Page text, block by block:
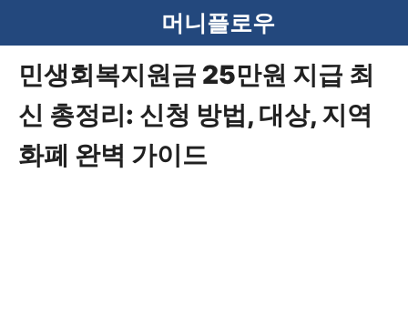
텐
머니플로우
민생회복지원금 25만원 지급 최
신 총정리: 신청 방법, 대상, 지역
화폐 완벽 가이드